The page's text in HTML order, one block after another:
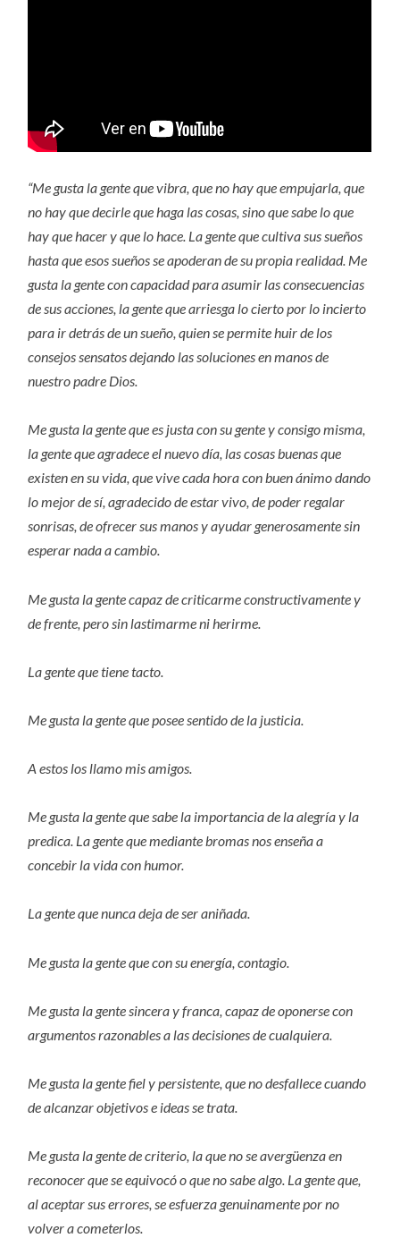
“Me gusta la gente que vibra, que no hay que empujarla, que
no hay que decirle que haga las cosas, sino que sabe lo que
hay que hacer y que lo hace. La gente que cultiva sus sueños
hasta que esos sueños se apoderan de su propia realidad. Me
gusta la gente con capacidad para asumir las consecuencias
de sus acciones, la gente que arriesga lo cierto por lo incierto
para ir detrás de un sueño, quien se permite huir de los
consejos sensatos dejando las soluciones en manos de
nuestro padre Dios.
Me gusta la gente que es justa con su gente y consigo misma,
la gente que agradece el nuevo día, las cosas buenas que
existen en su vida, que vive cada hora con buen ánimo dando
lo mejor de sí, agradecido de estar vivo, de poder regalar
sonrisas, de ofrecer sus manos y ayudar generosamente sin
esperar nada a cambio.
Me gusta la gente capaz de criticarme constructivamente y
de frente, pero sin lastimarme ni herirme.
La gente que tiene tacto.
Me gusta la gente que posee sentido de la justicia.
A estos los llamo mis amigos.
Me gusta la gente que sabe la importancia de la alegría y la
predica. La gente que mediante bromas nos enseña a
concebir la vida con humor.
La gente que nunca deja de ser aniñada.
Me gusta la gente que con su energía, contagio.
Me gusta la gente sincera y franca, capaz de oponerse con
argumentos razonables a las decisiones de cualquiera.
Me gusta la gente fiel y persistente, que no desfallece cuando
de alcanzar objetivos e ideas se trata.
Me gusta la gente de criterio, la que no se avergüenza en
reconocer que se equivocó o que no sabe algo. La gente que,
al aceptar sus errores, se esfuerza genuinamente por no
volver a cometerlos.